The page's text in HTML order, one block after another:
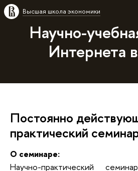
Высшая школа экономики
Научно-
Интернета
Постоянно
практический
О семинаре:
Научно-практический